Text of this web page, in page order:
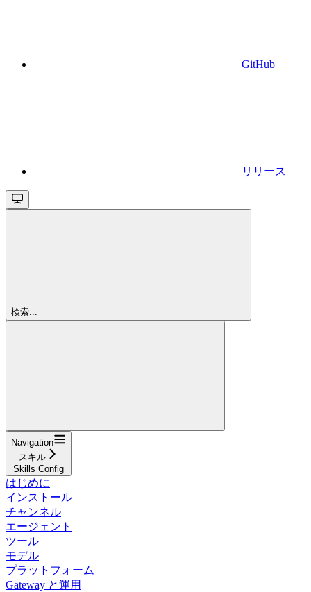
GitHub
リリース
検索...
Navigation
スキル
Skills Config
はじめに
インストール
チャンネル
エージェント
ツール
モデル
プラットフォーム
Gateway と運用